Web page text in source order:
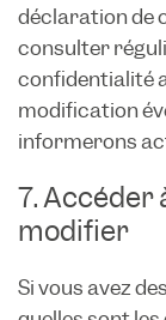
déclaration de
consulter
confidentialité
modification
informerons
7. Accéder
modifier
Si vous avez